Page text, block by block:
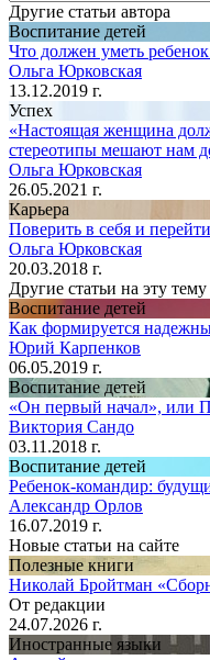
Другие статьи автора
Воспитание детей
Что должен уметь
Ольга Юрковская
13.12.2019 г.
Успех
«Настоящая женщина
стереотипы мешают нам
Ольга Юрковская
26.05.2021 г.
Карьера
Поверить в себя и
Ольга Юрковская
20.03.2018 г.
Другие статьи на эту тему
Воспитание детей
Как формируется
Юрий Карпенков
06.05.2019 г.
Воспитание детей
«Он первый начал», или
Виктория Сандо
03.11.2018 г.
Воспитание детей
Ребенок-командир:
Александр Орлов
16.07.2019 г.
Новые статьи на сайте
Полезные книги
Николай Бройтман
От редакции
24.07.2026 г.
Иностранные языки